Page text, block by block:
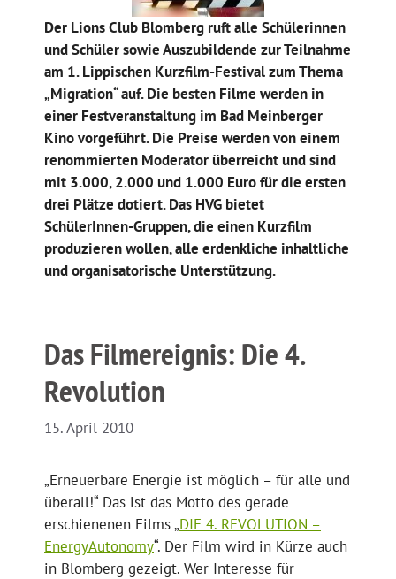
Der Lions Club Blomberg ruft alle Schülerinnen
und Schüler sowie Auszubildende zur Teilnahme
am 1. Lippischen Kurzfilm-Festival zum Thema
„Migration“ auf. Die besten Filme werden in
einer Festveranstaltung im Bad Meinberger
Kino vorgeführt. Die Preise werden von einem
renommierten Moderator überreicht und sind
mit 3.000, 2.000 und 1.000 Euro für die ersten
drei Plätze dotiert. Das HVG bietet
SchülerInnen-Gruppen, die einen Kurzfilm
produzieren wollen, alle erdenkliche inhaltliche
und organisatorische Unterstützung.
Das Filmereignis: Die 4.
Revolution
15. April 2010
„Erneuerbare Energie ist möglich – für alle und
überall!“ Das ist das Motto des gerade
erschienenen Films „DIE 4. REVOLUTION –
EnergyAutonomy“. Der Film wird in Kürze auch
in Blomberg gezeigt. Wer Interesse für